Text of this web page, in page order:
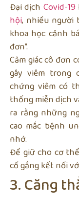
Đại dịch Covid-19
hội, nhiều người
khoa học cảnh
đơn”.
Cảm giác cô đơn
gây viêm trong
chứng viêm có
thống miễn dịch
ra rằng những
cao mắc bệnh
nhớ.
Để giữ cho cơ
cố gắng kết nối
3. Căng